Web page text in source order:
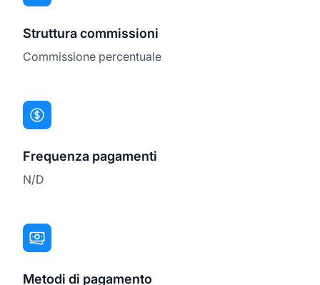
Struttura commissioni
Commissione percentuale
Frequenza pagamenti
N/D
Metodi di pagamento